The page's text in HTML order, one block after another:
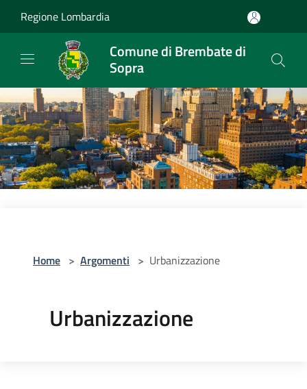
Regione Lombardia
Comune di Brembate di
Sopra
Home > Argomenti > Urbanizzazione
Urbanizzazione